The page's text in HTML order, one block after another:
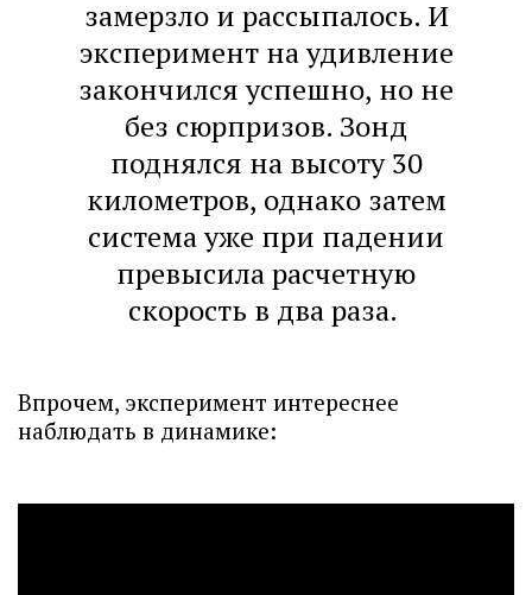
замерзло и рассыпалось. И
эксперимент на удивление
закончился успешно, но не
без сюрпризов. Зонд
поднялся на высоту 30
километров, однако затем
система уже при падении
превысила расчетную
скорость в два раза.
Впрочем, эксперимент интереснее
наблюдать в динамике: